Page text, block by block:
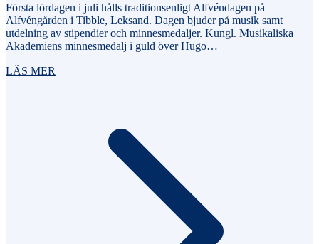
Första lördagen i juli hålls traditionsenligt Alfvéndagen på
Alfvéngården i Tibble, Leksand. Dagen bjuder på musik samt
utdelning av stipendier och minnesmedaljer. Kungl. Musikaliska
Akademiens minnesmedalj i guld över Hugo…
LÄS MER